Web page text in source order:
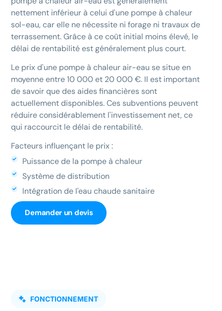
nettement inférieur à celui d'une pompe à chaleur
sol-eau, car elle ne nécessite ni forage ni travaux de
terrassement. Grâce à ce coût initial moins élevé, le
délai de rentabilité est généralement plus court.
Le prix d'une pompe à chaleur air-eau se situe en
moyenne entre 10 000 et 20 000 €. Il est important
de savoir que des aides financières sont
actuellement disponibles. Ces subventions peuvent
réduire considérablement l'investissement net, ce
qui raccourcit le délai de rentabilité.
Facteurs influençant le prix :
Puissance de la pompe à chaleur
Système de distribution
Intégration de l'eau chaude sanitaire
Demander un devis
FONCTIONNEMENT